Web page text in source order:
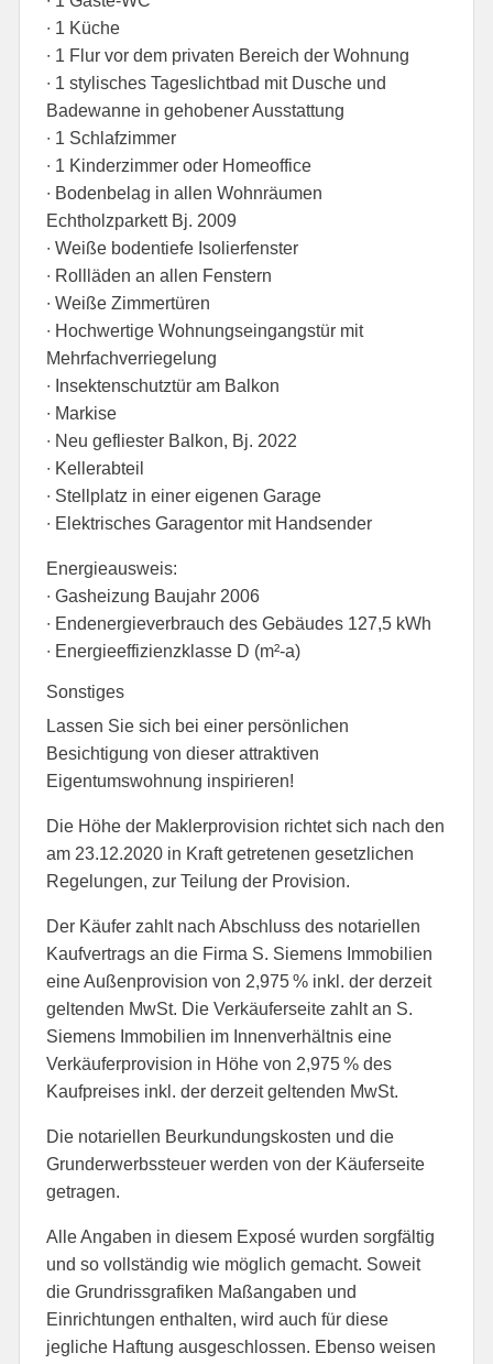
∙ 1 Küche
∙ 1 Flur vor dem privaten Bereich der Wohnung
∙ 1 stylisches Tageslichtbad mit Dusche und
Badewanne in gehobener Ausstattung
∙ 1 Schlafzimmer
∙ 1 Kinderzimmer oder Homeoffice
∙ Bodenbelag in allen Wohnräumen
Echtholzparkett Bj. 2009
∙ Weiße bodentiefe Isolierfenster
∙ Rollläden an allen Fenstern
∙ Weiße Zimmertüren
∙ Hochwertige Wohnungseingangstür mit
Mehrfachverriegelung
∙ Insektenschutztür am Balkon
∙ Markise
∙ Neu gefliester Balkon, Bj. 2022
∙ Kellerabteil
∙ Stellplatz in einer eigenen Garage
∙ Elektrisches Garagentor mit Handsender
Energieausweis:
∙ Gasheizung Baujahr 2006
∙ Endenergieverbrauch des Gebäudes 127,5 kWh
∙ Energieeffizienzklasse D (m²-a)
Sonstiges
Lassen Sie sich bei einer persönlichen
Besichtigung von dieser attraktiven
Eigentumswohnung inspirieren!
Die Höhe der Maklerprovision richtet sich nach den
am 23.12.2020 in Kraft getretenen gesetzlichen
Regelungen, zur Teilung der Provision.
Der Käufer zahlt nach Abschluss des notariellen
Kaufvertrags an die Firma S. Siemens Immobilien
eine Außenprovision von 2,975 % inkl. der derzeit
geltenden MwSt. Die Verkäuferseite zahlt an S.
Siemens Immobilien im Innenverhältnis eine
Verkäuferprovision in Höhe von 2,975 % des
Kaufpreises inkl. der derzeit geltenden MwSt.
Die notariellen Beurkundungskosten und die
Grunderwerbssteuer werden von der Käuferseite
getragen.
Alle Angaben in diesem Exposé wurden sorgfältig
und so vollständig wie möglich gemacht. Soweit
die Grundrissgrafiken Maßangaben und
Einrichtungen enthalten, wird auch für diese
jegliche Haftung ausgeschlossen. Ebenso weisen